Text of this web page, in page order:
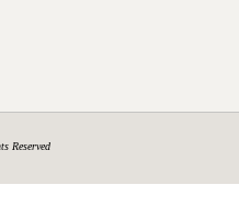
Reserved